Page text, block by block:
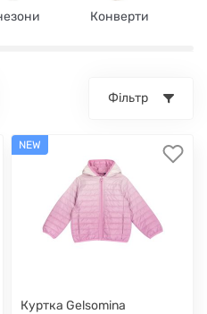
Конверти
Фільтр
NEW
Куртка Gelsomina